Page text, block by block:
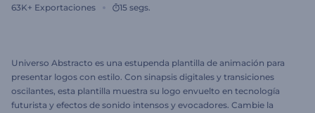
63K+ Exportaciones 15 segs.
Universo Abstracto es una estupenda plantilla de animación para
presentar logos con estilo. Con sinapsis digitales y transiciones
oscilantes, esta plantilla muestra su logo envuelto en tecnología
futurista y efectos de sonido intensos y evocadores. Cambie la